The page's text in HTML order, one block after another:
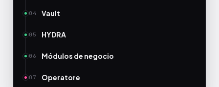
04 Vault
05 HYDRA
06 Módulos de negocio
07 Operatore